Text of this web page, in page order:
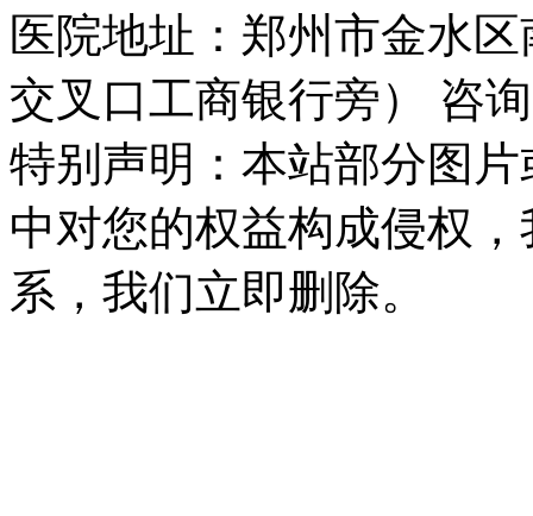
医院地址：郑州市金水
交叉口工商银行旁） 咨
特别声明：本站部分图
中对您的权益构成侵权
系，我们立即删除。